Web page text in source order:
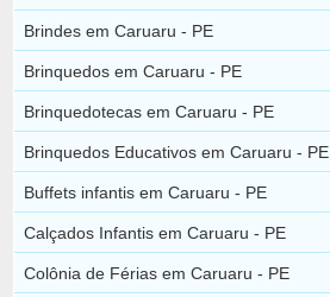
Brindes em Caruaru - PE
Brinquedos em Caruaru - PE
Brinquedotecas em Caruaru - PE
Brinquedos Educativos em Caruaru - PE
Buffets infantis em Caruaru - PE
Calçados Infantis em Caruaru - PE
Colônia de Férias em Caruaru - PE